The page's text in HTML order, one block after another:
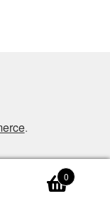
.
0